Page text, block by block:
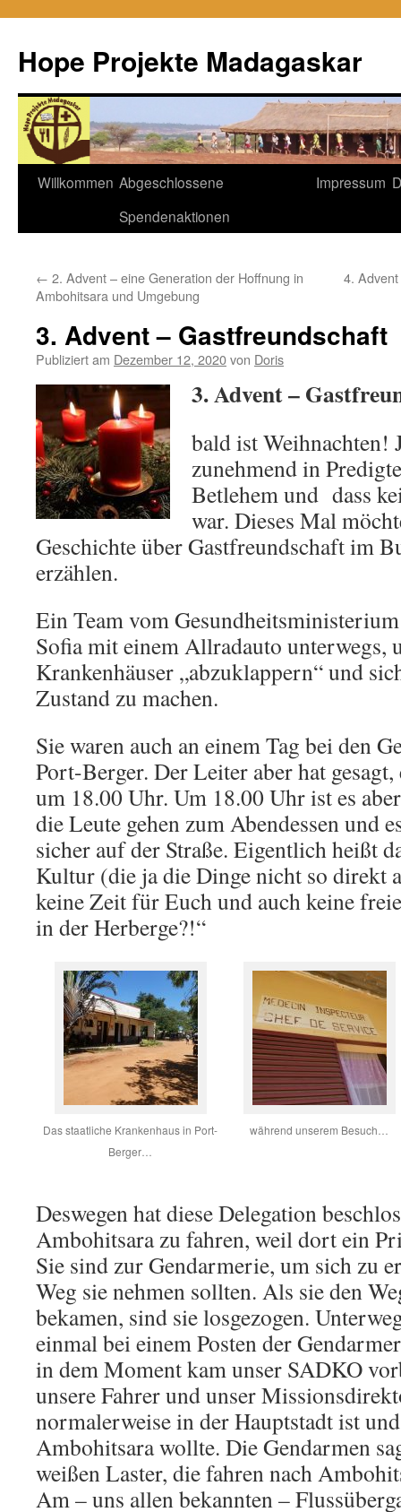
Hope Projekte Madagaskar
Zum
Willkommen Abgeschlossene
Spendenaktionen
Impressum
← 2. Advent – eine Generation der Hoffnung in
Ambohitsara und Umgebung
4.
3. Advent – Gastfreundschaft
Publiziert am Dezember 12, 2020von Doris
3. Advent –
bald ist Weihnachten!
zunehmend in
Betlehem und dass
war. Dieses Mal
Geschichte über Gastfreundschaft im
erzählen.
Ein Team vom
Sofia mit einem Allradauto unterwegs,
Krankenhäuser „abzuklappern“ und
Zustand zu machen.
Sie waren auch an einem Tag bei den
Port-Berger. Der Leiter aber hat
um 18.00 Uhr. Um 18.00 Uhr ist es
die Leute gehen zum Abendessen und
sicher auf der Straße. Eigentlich heißt
Kultur (die ja die Dinge nicht so direkt
keine Zeit für Euch und auch keine
in der Herberge?!“
Das staatliche Krankenhaus in Port-
Berger…
während unserem Besuch…
Deswegen hat diese Delegation
Ambohitsara zu fahren, weil dort ein
Sie sind zur Gendarmerie, um sich zu
Weg sie nehmen sollten. Als sie den
bekamen, sind sie losgezogen.
einmal bei einem Posten der
in dem Moment kam unser SADKO
unsere Fahrer und unser
normalerweise in der Hauptstadt ist
Ambohitsara wollte. Die Gendarmen
weißen Laster, die fahren nach
Am – uns allen bekannten –